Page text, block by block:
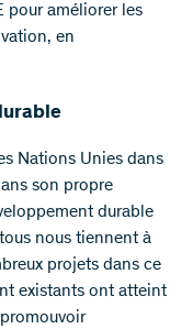
pour améliorer les
en
Nations Unies dans
son propre
durable
nous tiennent à
projets dans ce
existants ont atteint